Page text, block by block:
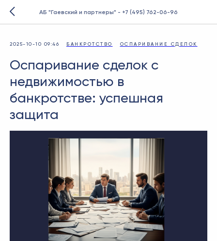
АБ "Гаевский и партнеры" - +7 (495) 762-06-96
2025-10-10 09:46 БАНКРОТСТВО ОСПАРИВАНИЕ СДЕЛОК
Оспаривание сделок с
недвижимостью в
банкротстве: успешная
защита